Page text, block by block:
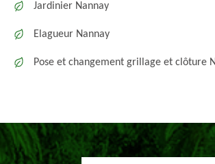
Jardinier Nannay
Elagueur Nannay
Pose et changement grillage et clôture